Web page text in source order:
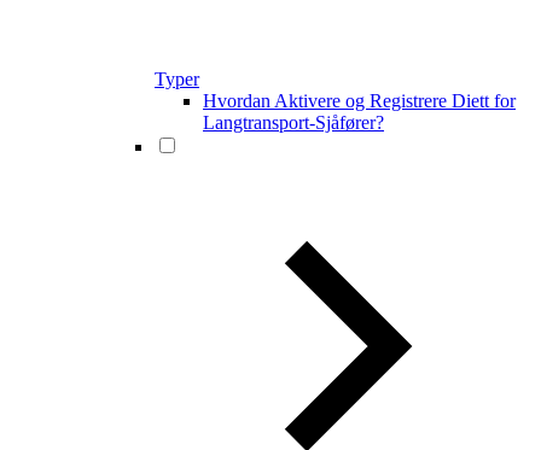
Typer
Hvordan Aktivere og Registrere Diett for
Langtransport-Sjåfører?